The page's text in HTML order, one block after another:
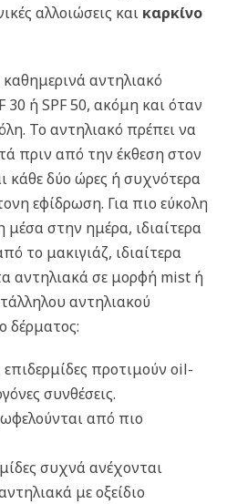
αλλοιώσεις και καρκίνο
αντηλιακό
30 ή SPF 50, ακόμη και όταν
Το αντηλιακό πρέπει να
πριν από την έκθεση στον
κάθε δύο ώρες ή συχνότερα
εφίδρωση. Για πιο εύκολη
στην ημέρα, ιδιαίτερα
το μακιγιάζ, ιδιαίτερα
τα αντηλιακά σε μορφή mist ή
αντηλιακού
δέρματος:
επιδερμίδες προτιμούν oil-
συνθέσεις.
ωφελούνται από πιο
συχνά ανέχονται
με οξείδιο